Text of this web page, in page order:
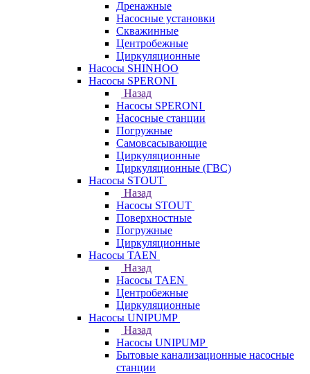
Дренажные
Насосные установки
Скважинные
Центробежные
Циркуляционные
Насосы SHINHOO
Насосы SPERONI
Назад
Насосы SPERONI
Насосные станции
Погружные
Самовсасывающие
Циркуляционные
Циркуляционные (ГВС)
Насосы STOUT
Назад
Насосы STOUT
Поверхностные
Погружные
Циркуляционные
Насосы TAEN
Назад
Насосы TAEN
Центробежные
Циркуляционные
Насосы UNIPUMP
Назад
Насосы UNIPUMP
Бытовые канализационные насосные
станции